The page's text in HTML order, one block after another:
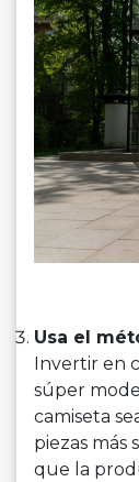
Usa el
Invertir en
súper
camiseta
piezas más
que la